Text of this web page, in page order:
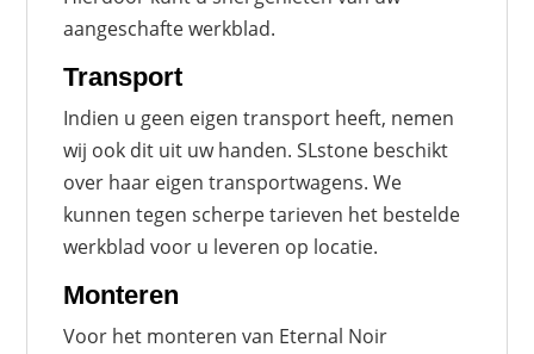
aangeschafte werkblad.
Transport
Indien u geen eigen transport heeft, nemen
wij ook dit uit uw handen. SLstone beschikt
over haar eigen transportwagens. We
kunnen tegen scherpe tarieven het bestelde
werkblad voor u leveren op locatie.
Monteren
Voor het monteren van Eternal Noir